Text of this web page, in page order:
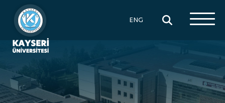
ENG ×